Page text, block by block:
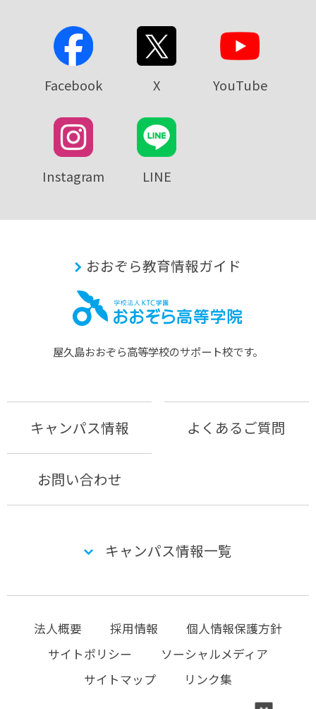
Facebook X YouTube
Instagram LINE
おおぞら教育情報ガイド
屋久島おおぞら⾼等学校のサポート校です。
キャンパス情報 よくあるご質問
お問い合わせ
キャンパス情報一覧
法人概要 採用情報
個人情報保護方針
サイトポリシー
ソーシャルメディア
サイトマップ
リンク集